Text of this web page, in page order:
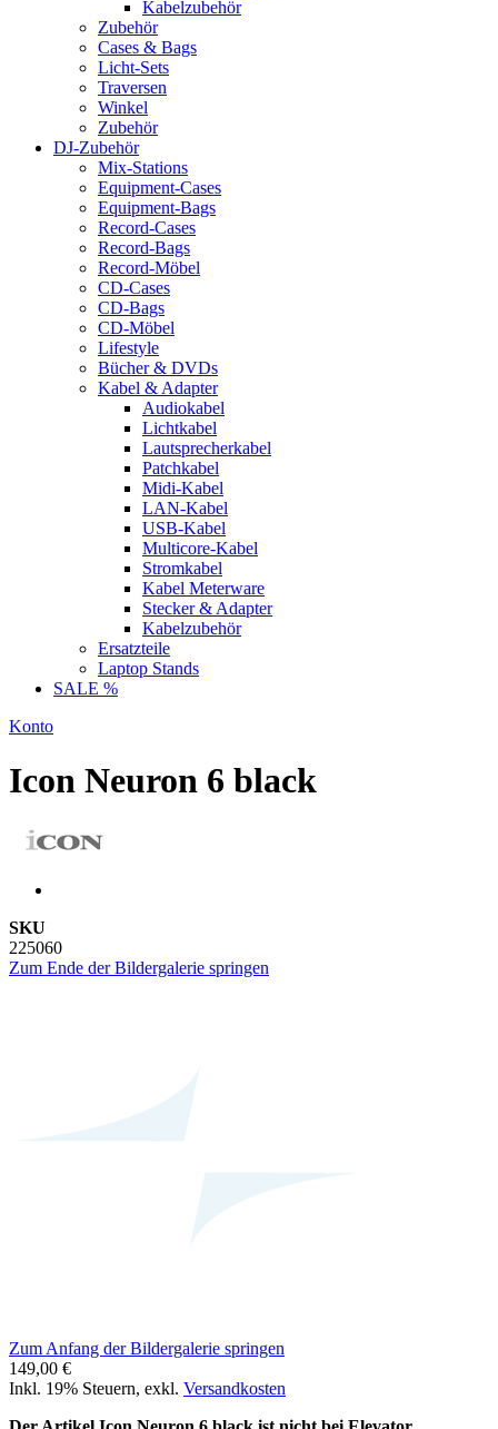
Kabelzubehör
Zubehör
Cases & Bags
Licht-Sets
Traversen
Winkel
Zubehör
DJ-Zubehör
Mix-Stations
Equipment-Cases
Equipment-Bags
Record-Cases
Record-Bags
Record-Möbel
CD-Cases
CD-Bags
CD-Möbel
Lifestyle
Bücher & DVDs
Kabel & Adapter
Audiokabel
Lichtkabel
Lautsprecherkabel
Patchkabel
Midi-Kabel
LAN-Kabel
USB-Kabel
Multicore-Kabel
Stromkabel
Kabel Meterware
Stecker & Adapter
Kabelzubehör
Ersatzteile
Laptop Stands
SALE %
Konto
Icon Neuron 6 black
SKU
225060
Zum Ende der Bildergalerie springen
Zum Anfang der Bildergalerie springen
149,00 €
Inkl. 19% Steuern, exkl. Versandkosten